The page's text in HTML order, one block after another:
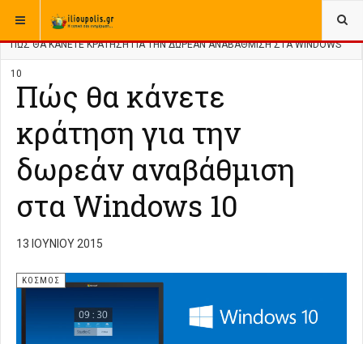
ΒΡΊΣΚΕΣΤΕ ΕΔΏ: ΑΡΧΙΚΉ
ΠΏΣ ΘΑ ΚΆΝΕΤΕ ΚΡΆΤΗΣΗ ΓΙΑ ΤΗΝ ΔΩΡΕΆΝ ΑΝΑΒΆΘΜΙΣΗ ΣΤΑ WINDOWS
10
Πώς θα κάνετε
κράτηση για την
δωρεάν αναβάθμιση
στα Windows 10
13 ΙΟΥΝΊΟΥ 2015
ΚΟΣΜΟΣ